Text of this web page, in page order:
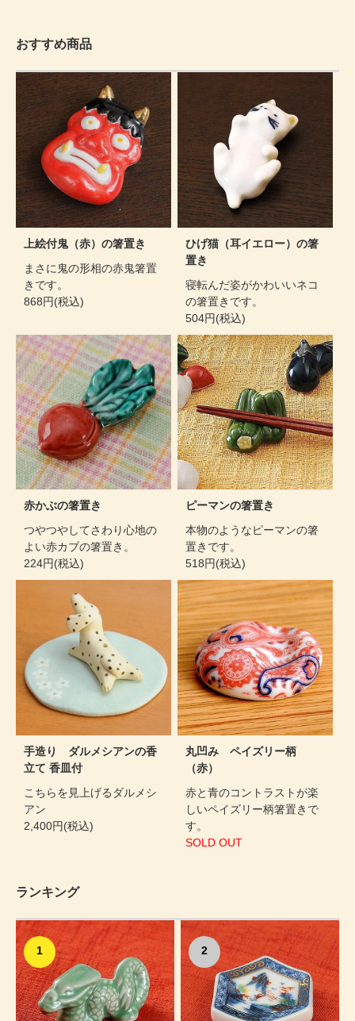
おすすめ商品
上絵付鬼（赤）の箸置き
まさに鬼の形相の赤鬼箸置
きです。
868円(税込)
ひげ猫（耳イエロー）の箸
置き
寝転んだ姿がかわいいネコ
の箸置きです。
504円(税込)
赤かぶの箸置き
つやつやしてさわり心地の
よい赤カブの箸置き。
224円(税込)
ピーマンの箸置き
本物のようなピーマンの箸
置きです。
518円(税込)
手造り ダルメシアンの香
立て 香皿付
こちらを見上げるダルメシ
アン
2,400円(税込)
丸凹み ペイズリー柄
（赤）
赤と青のコントラストが楽
しいペイズリー柄箸置きで
す。
SOLD OUT
ランキング
1 2